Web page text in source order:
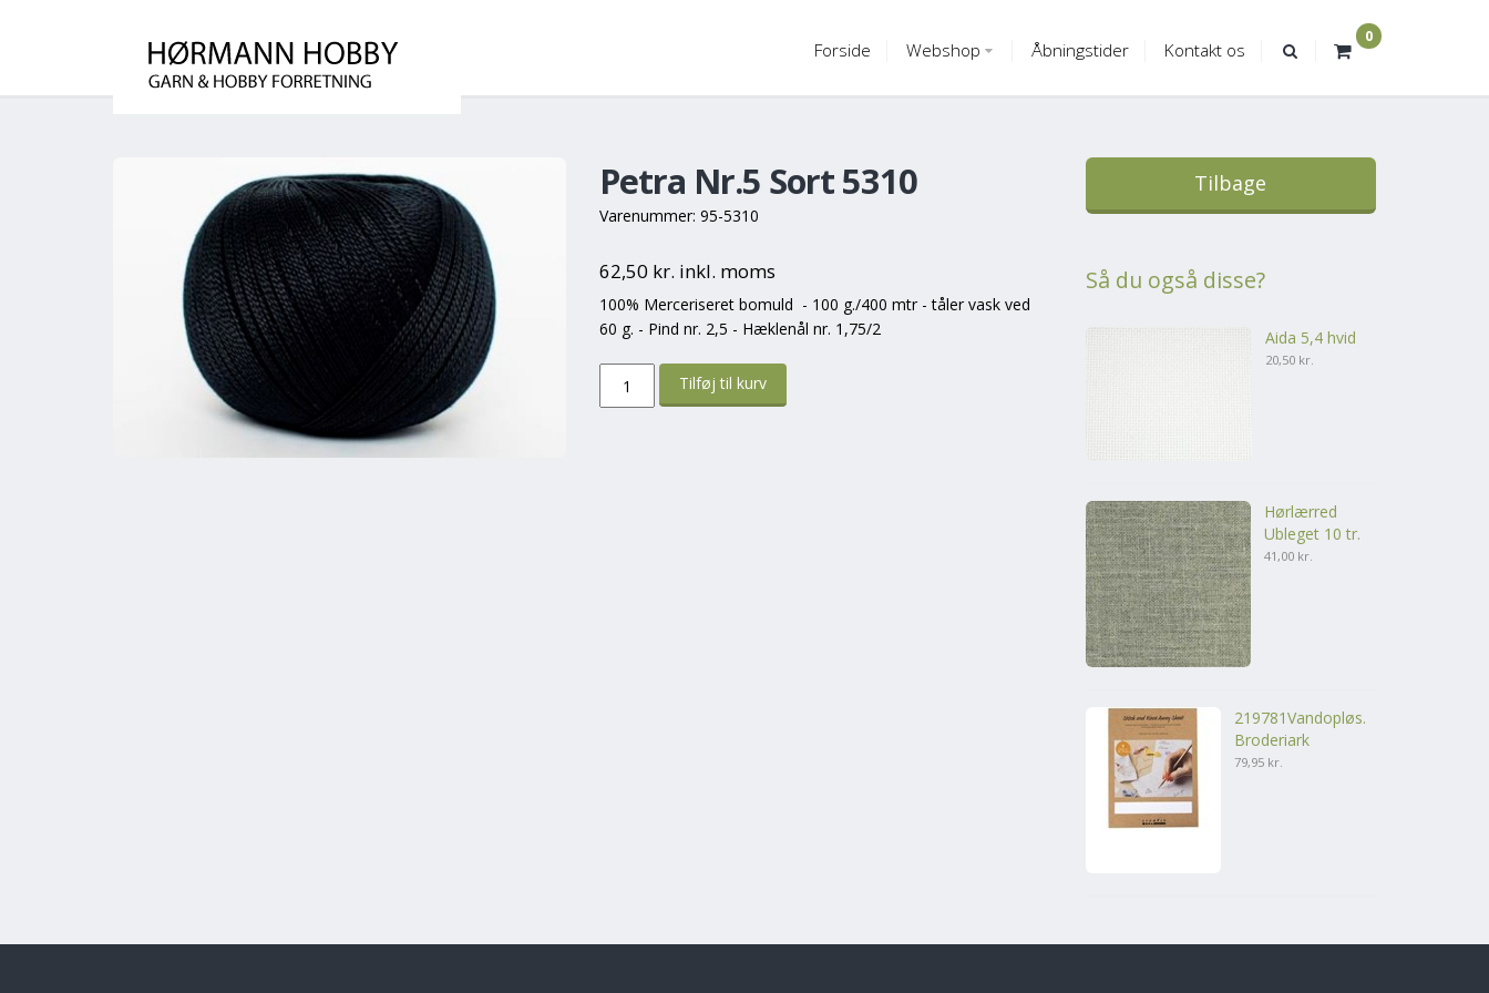
0
Forside Webshop Åbningstider Kontakt os
Petra Nr.5 Sort 5310
Varenummer: 95-5310
62,50 kr. inkl. moms
100% Merceriseret bomuld - 100 g./400 mtr - tåler vask ved
60 g. - Pind nr. 2,5 - Hæklenål nr. 1,75/2
Tilbage
Så du også disse?
Aida 5,4 hvid
20,50 kr.
Hørlærred
Ubleget 10 tr.
41,00 kr.
219781Vandopløs.
Broderiark
79,95 kr.